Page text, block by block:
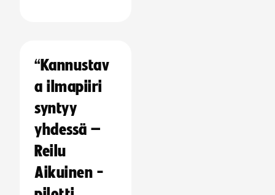
“Kannustav
a ilmapiiri
syntyy
yhdessä –
Reilu
Aikuinen -